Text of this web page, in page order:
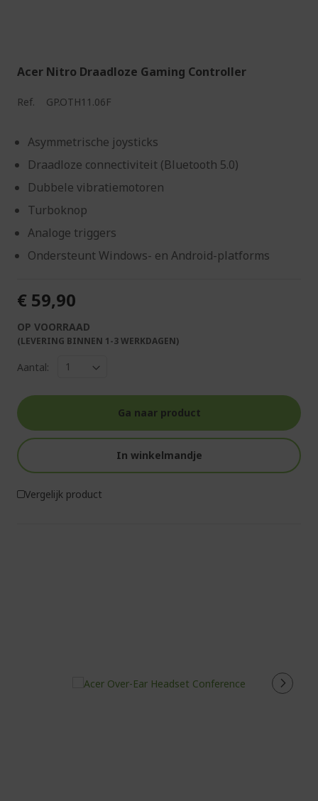
Acer Nitro Draadloze Gaming Controller
Ref. GP.OTH11.06F
Asymmetrische joysticks
Draadloze connectiviteit (Bluetooth 5.0)
Dubbele vibratiemotoren
Turboknop
Analoge triggers
Ondersteunt Windows- en Android-platforms
€ 59,90
OP VOORRAAD
(LEVERING BINNEN 1-3 WERKDAGEN)
Aantal:
Ga naar product
In winkelmandje
Vergelijk product